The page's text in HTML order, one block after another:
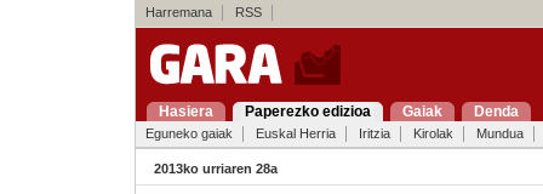
Harremana RSS
Hasiera Paperezko edizioa Gaiak Denda
Eguneko gaiak Euskal Herria Iritzia Kirolak Mundua
2013ko urriaren 28a